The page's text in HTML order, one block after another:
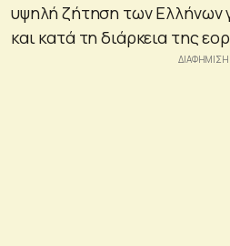
υψηλή ζήτηση των Ελλήνων
και κατά τη διάρκεια της